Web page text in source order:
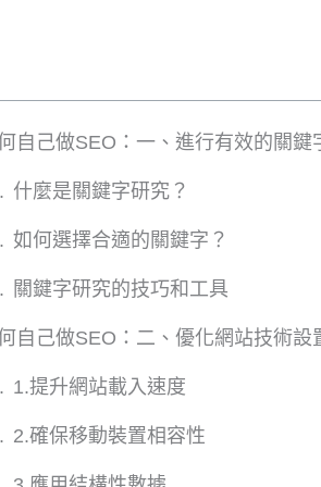
自己做SEO：一、進行有效的關鍵
什麼是關鍵字研究？
如何選擇合適的關鍵字？
關鍵字研究的技巧和工具
自己做SEO：二、優化網站技術設
1.提升網站載入速度
2.確保移動裝置相容性